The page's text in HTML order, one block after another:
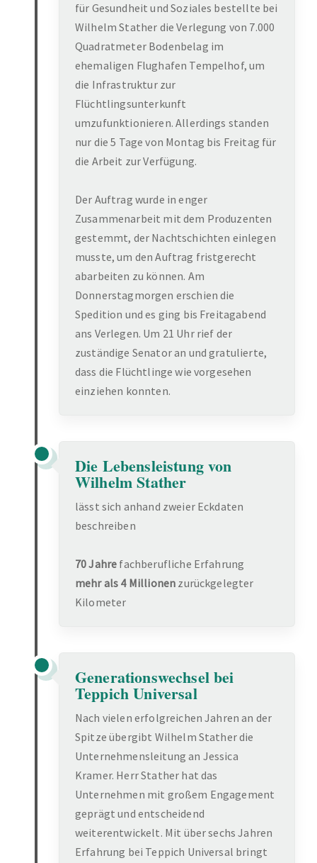
für Gesundheit und Soziales bestellte bei
Wilhelm Stather die Verlegung von 7.000
Quadratmeter Bodenbelag im
ehemaligen Flughafen Tempelhof, um
die Infrastruktur zur
Flüchtlingsunterkunft
umzufunktionieren. Allerdings standen
nur die 5 Tage von Montag bis Freitag für
die Arbeit zur Verfügung.
Der Auftrag wurde in enger
Zusammenarbeit mit dem Produzenten
gestemmt, der Nachtschichten einlegen
musste, um den Auftrag fristgerecht
abarbeiten zu können. Am
Donnerstagmorgen erschien die
Spedition und es ging bis Freitagabend
ans Verlegen. Um 21 Uhr rief der
zuständige Senator an und gratulierte,
dass die Flüchtlinge wie vorgesehen
einziehen konnten.
Die Lebensleistung von
Wilhelm Stather
lässt sich anhand zweier Eckdaten
beschreiben
70 Jahre fachberufliche Erfahrung
mehr als 4 Millionen zurückgelegter
Kilometer
Generationswechsel bei
Teppich Universal
Nach vielen erfolgreichen Jahren an der
Spitze übergibt Wilhelm Stather die
Unternehmensleitung an Jessica
Kramer. Herr Stather hat das
Unternehmen mit großem Engagement
geprägt und entscheidend
weiterentwickelt. Mit über sechs Jahren
Erfahrung bei Teppich Universal bringt